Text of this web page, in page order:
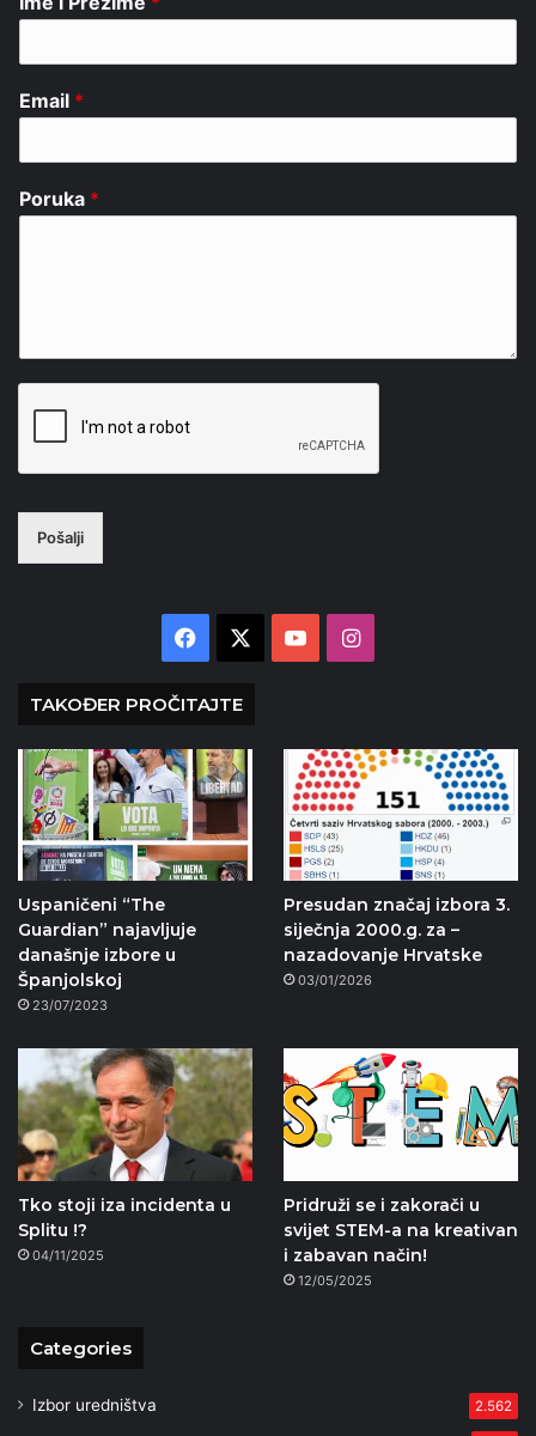
Email *
Poruka *
Pošalji
Facebook YouTubeInstagram
TAKOĐER PROČITAJTE
Uspaničeni “The
Guardian” najavljuje
današnje izbore u
Španjolskoj
23/07/2023
Presudan značaj izbora 3.
siječnja 2000.g. za –
nazadovanje Hrvatske
03/01/2026
Tko stoji iza incidenta u
Splitu !?
04/11/2025
Pridruži se i zakorači u
svijet STEM-a na kreativan
i zabavan način!
12/05/2025
Categories
Izbor uredništva 2.562